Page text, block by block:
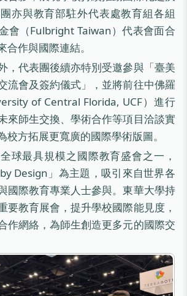
亦與教育部駐外代表處教育組各組
會（Fulbright Taiwan）代表會面合
作與國際連結。
，代表團後續亦特別受邀參與「臺美
流會及簽約儀式」，並將前往中佛羅
of Central Florida, UCF）進行
來師生交換、學術合作等項目洽談實
校方拓展更寬廣的國際學術版圖。
球最具規模之國際教育盛會之一，
Design」為主題，吸引來自世界各
國際教育專業人士參與。東華大學持
要教育展會，提升學校國際能見度，
作網絡，為師生創造更多元的國際交